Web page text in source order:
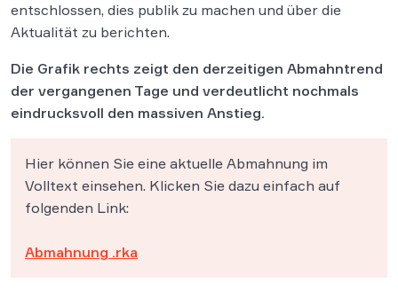
entschlossen, dies publik zu machen und über die
Aktualität zu berichten.
Die Grafik rechts zeigt den derzeitigen Abmahntrend
der vergangenen Tage und verdeutlicht nochmals
eindrucksvoll den massiven Anstieg.
Hier können Sie eine aktuelle Abmahnung im
Volltext einsehen. Klicken Sie dazu einfach auf
folgenden Link:
Abmahnung .rka